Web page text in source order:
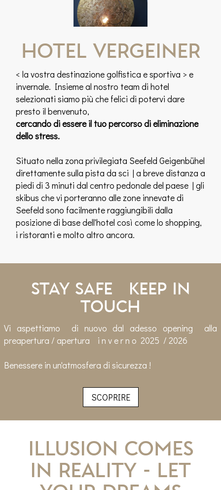
Hotel Vergeiner
< la vostra destinazione golfistica e sportiva > e
invernale. Insieme al nostro team di hotel
selezionati siamo più che felici di potervi dare
presto il benvenuto,
cercando di essere il tuo percorso di eliminazione
dello stress.
Situato nella zona privilegiata Seefeld Geigenbühel
direttamente sulla pista da sci | a breve distanza a
piedi di 3 minuti dal centro pedonale del paese | gli
skibus che vi porteranno alle zone innevate di
Seefeld sono facilmente raggiungibili dalla
posizione di base dell'hotel così come lo shopping,
i ristoranti e molto altro ancora.
STAY SAFE KEEP IN
TOUCH
Vi aspettiamo di nuovo dal adesso opening alla
preapertura / apertura i n v e r n o 2025 / 2026
Benessere in un'atmosfera di sicurezza !
SCOPRIRE
Illusion comes
in Reality - Let